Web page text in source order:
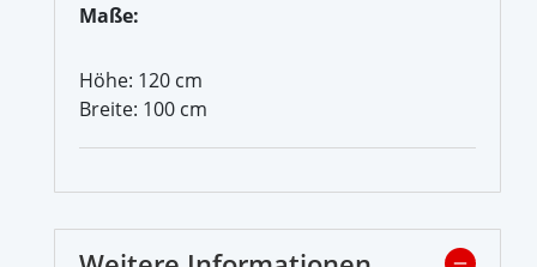
Maße:
Höhe: 120 cm
Breite: 100 cm